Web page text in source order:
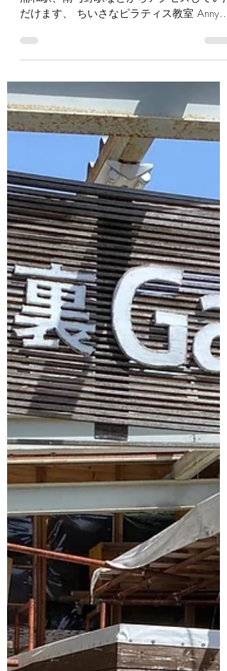
ン
こんにちは。 埼玉県さいたま市与野駅、北
浦和駅、南与野駅などからアクセスしていた
Pilates アニーピラティスです。 パーソナル
レッスンについて、 2026年からの変更点を
お知らせいたします。 ●キャンセル料金の規
定を変更いたします 自宅スタジオでのピラ
ティスマシン(リフォーマー＆チェア)を使っ
たレッスンを開始いたしました。 ひとつの
場所で、過緊張を和らげる動きから、アドバ
ンスなエクササイズまで、より多様な選択肢
の中から、レッスンをご提供することが可能
となります。 ●キャンセル料金の規定を変更
いたします 現在まで、キャンセルの場合に
はスタジオ代実費のみをいただいておりまし
たが、レッスンの準備にかかる時間や機会損
失の観点より、2026年2月より、当日キャン
セルはレッスン料の100%をお支払いいただ
くよう変更いたします。また、これまで通
り、レンタルスタジオ使用のパーソナルレッ
スンの場合は7日前よりスタジオキャンセル
料実費がかかりますので、ご了承下さい。
ご質問などありましたら、お気軽にお問合せ
ください。